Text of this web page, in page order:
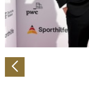
Verwendung unserer
soziale Medien,
Partner führen diese
weiteren Daten
gesammelt haben.